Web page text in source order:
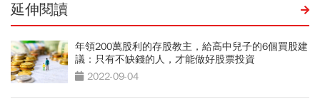
延伸閱讀
年領200萬股利的存股教主，給高中兒子的6個買股建
議：只有不缺錢的人，才能做好股票投資
2022-09-04